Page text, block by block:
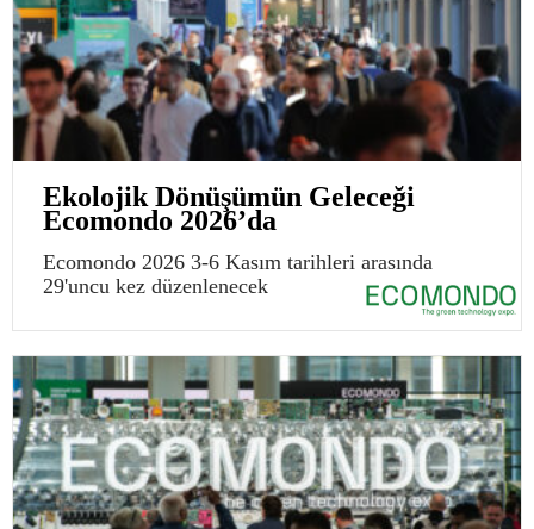
Ekolojik Dönüşümün Geleceği
Ecomondo 2026’da
Ecomondo 2026 3-6 Kasım tarihleri arasında
29'uncu kez düzenlenecek